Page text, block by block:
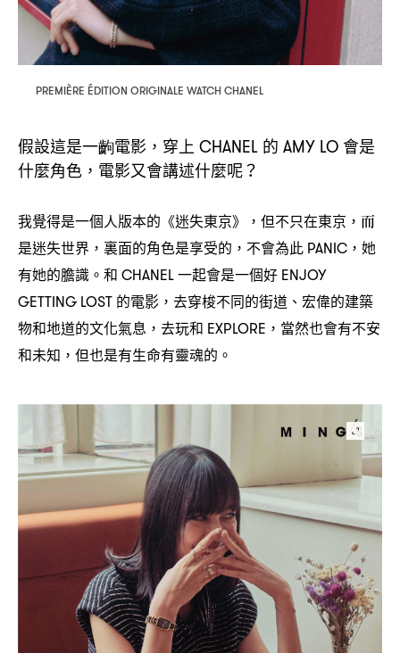
PREMIÈRE ÉDITION ORIGINALE WATCH CHANEL
假設這是一齣電影 ， 穿上 CHANEL 的 AMY LO 會是
什麼角色 ， 電影又會講述什麼呢？
我覺得是一個人版本的《迷失東京》 ， 但不只在東京 ， 而
是迷失世界 ， 裏面的角色是享受的 ， 不會為此 PANIC， 她
有她的膽識。和 CHANEL一起會是一個好 ENJOY
GETTING LOST 的電影 ， 去穿梭不同的街道、宏偉的建築
物和地道的文化氣息 ， 去玩和 EXPLORE， 當然也會有不安
和未知 ， 但也是有生命有靈魂的。